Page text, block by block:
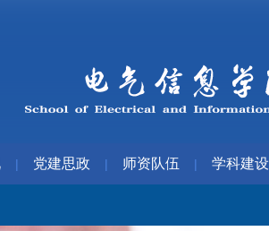
| 党建思政 | 师资队伍 | 学科建设